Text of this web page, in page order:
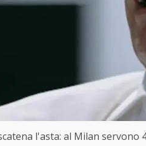
l'asta: al Milan servono